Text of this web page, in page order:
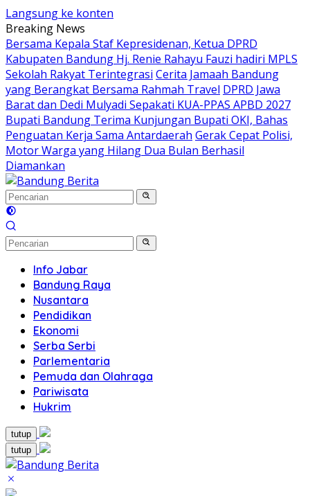
Langsung ke konten
Breaking News
Bersama Kepala Staf Kepresidenan, Ketua DPRD
Kabupaten Bandung Hj. Renie Rahayu Fauzi hadiri MPLS
Sekolah Rakyat Terintegrasi Cerita Jamaah Bandung
yang Berangkat Bersama Rahmah Travel DPRD Jawa
Barat dan Dedi Mulyadi Sepakati KUA-PPAS APBD 2027
Bupati Bandung Terima Kunjungan Bupati OKI, Bahas
Penguatan Kerja Sama Antardaerah Gerak Cepat Polisi,
Motor Warga yang Hilang Dua Bulan Berhasil
Diamankan
Info Jabar
Bandung Raya
Nusantara
Pendidikan
Ekonomi
Serba Serbi
Parlementaria
Pemuda dan Olahraga
Pariwisata
Hukrim
tutup
tutup